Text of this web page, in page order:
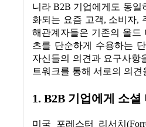
니라 B2B 기업에게도 동
화되는 요즘 고객, 소비자,
해관계자들은 기존의 올드
츠를 단순하게 수용하는
자신들의 의견과 요구사항
트워크를 통해 서로의 의
1. B2B 기업에게 소
미국 포레스터 리서치